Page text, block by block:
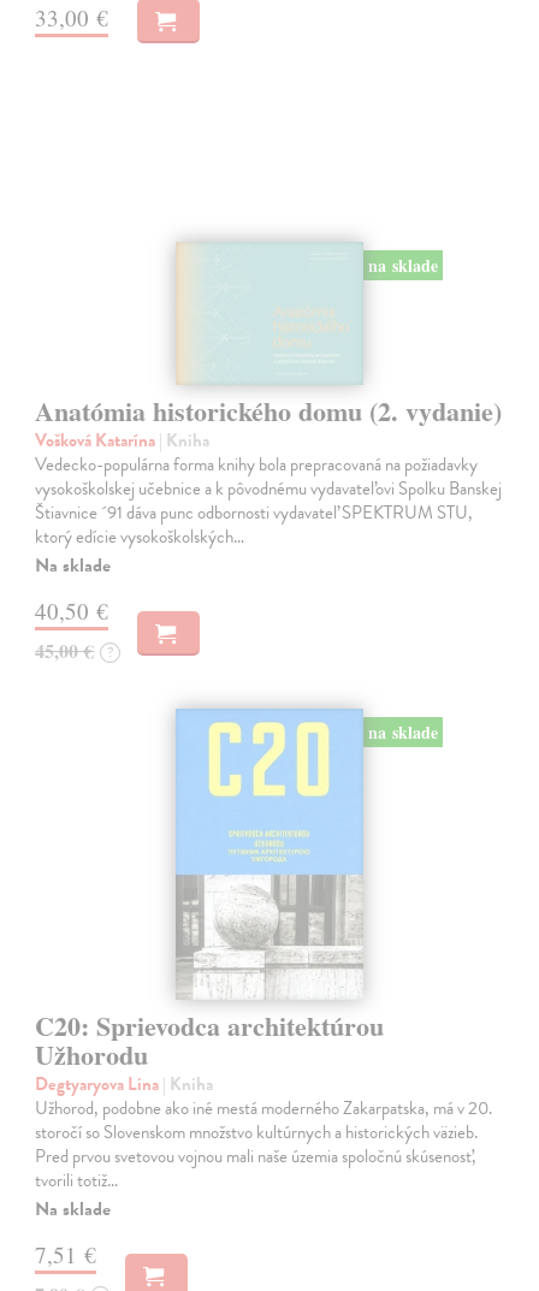
33,00 €
na sklade
Anatómia historického domu (2. vydanie)
Vošková Katarína| Kniha
Vedecko-populárna forma knihy bola prepracovaná na požiadavky
vysokoškolskej učebnice a k pôvodnému vydavateľovi Spolku Banskej
Štiavnice ´91 dáva punc odbornosti vydavateľ SPEKTRUM STU,
ktorý edície vysokoškolských…
Na sklade
40,50 €
45,00 € ?
na sklade
C20: Sprievodca architektúrou
Užhorodu
Degtyaryova Lina| Kniha
Užhorod, podobne ako iné mestá moderného Zakarpatska, má v 20.
storočí so Slovenskom množstvo kultúrnych a historických väzieb.
Pred prvou svetovou vojnou mali naše územia spoločnú skúsenosť,
tvorili totiž…
Na sklade
7,51 €